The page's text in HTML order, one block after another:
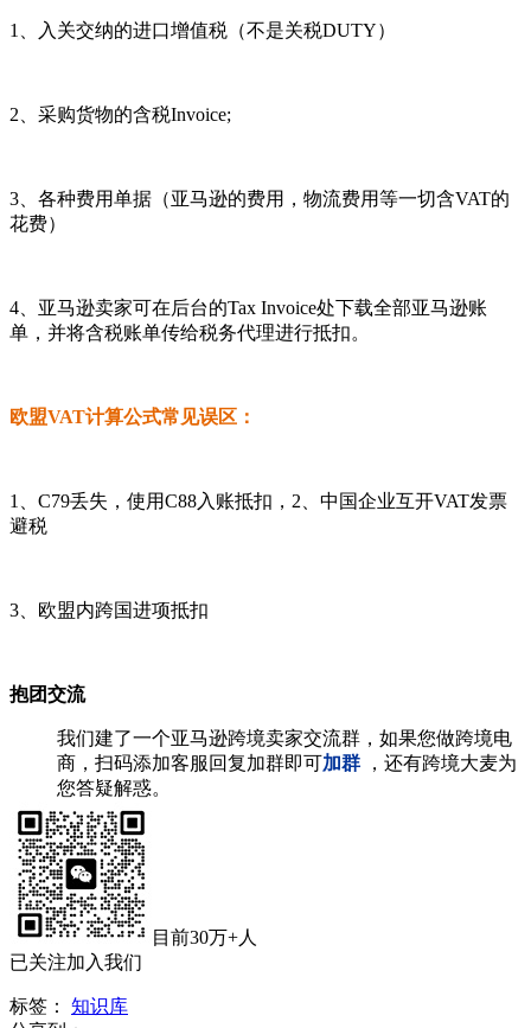
1、入关交纳的进口增值税（不是关税DUTY）
2、采购货物的含税Invoice;
3、各种费用单据（亚马逊的费用，物流费用等一切含VAT的
花费）
4、亚马逊卖家可在后台的Tax Invoice处下载全部亚马逊账
单，并将含税账单传给税务代理进行抵扣。
欧盟VAT计算公式常见误区：
1、C79丢失，使用C88入账抵扣，2、中国企业互开VAT发票
避税
3、欧盟内跨国进项抵扣
抱团交流
我们建了一个亚马逊跨境卖家交流群，如果您做跨境电
商，扫码添加客服回复加群即可加群
，还有跨境大麦为
您答疑解惑。
目前30万+人
已关注加入我们
标签：
知识库